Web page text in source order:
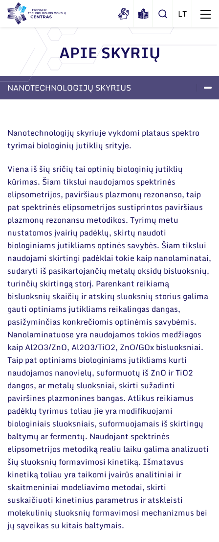
Apie mus
Dokumentai
Korupcijos prevencija
Darbuotojams
Nuorodos
Narystė nacionalinėse ir tarptautinėse
organizacijose bei asociacijose
Struktūra
Administraciniai skyriai
Moksliniai skyriai
Mokslo taryba
Tarptautinė patarėjų taryba
Mokslininkai emeritai
Renginiai
Tinklalaidės
Leidiniai
Administracija
Darbuotojų kontaktai
APIE SKYRIŲ
NANOTECHNOLOGIJŲ SKYRIUS
Nanotechnologijų skyriuje vykdomi plataus spektro
tyrimai biologinių jutiklių srityje.
Viena iš šių sričių tai optinių biologinių jutiklių
kūrimas. Šiam tikslui naudojamos spektrinės
elipsometrijos, paviršiaus plazmonų rezonanso, taip
pat spektrinės elipsometrijos sustiprintos paviršiaus
plazmonų rezonansu metodikos. Tyrimų metu
nustatomos įvairių padėklų, skirtų naudoti
biologiniams jutikliams optinės savybės. Šiam tikslui
naudojami skirtingi padėklai tokie kaip nanolaminatai,
sudaryti iš pasikartojančių metalų oksidų bisluoksnių,
turinčių skirtingą storį. Parenkant reikiamą
bisluoksnių skaičių ir atskirų sluoksnių storius galima
gauti optiniams jutikliams reikalingas dangas,
pasižyminčias konkrečiomis optinėmis savybėmis.
Nanolaminatuose yra naudojamos tokios medžiagos
kaip Al2O3/ZnO, Al2O3/TiO2, ZnO/GOx bisluoksniai.
Taip pat optiniams biologiniams jutikliams kurti
naudojamos nanovielų, suformuotų iš ZnO ir TiO2
dangos, ar metalų sluoksniai, skirti sužadinti
paviršines plazmonines bangas. Atlikus reikiamus
padėklų tyrimus toliau jie yra modifikuojami
biologiniais sluoksniais, suformuojamais iš skirtingų
baltymų ar fermentų. Naudojant spektrinės
elipsometrijos metodiką realiu laiku galima analizuoti
šių sluoksnių formavimosi kinetiką. Išmatavus
kinetiką toliau yra taikomi įvairūs analitiniai ir
skaitmeniniai modeliavimo metodai, skirti
suskaičiuoti kinetinius parametrus ir atskleisti
molekulinių sluoksnių formavimosi mechanizmus bei
jų sąveikas su kitais baltymais.